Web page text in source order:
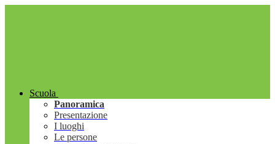
Scuola
Panoramica
Presentazione
I luoghi
Le persone